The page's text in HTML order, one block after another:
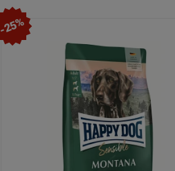
-25%